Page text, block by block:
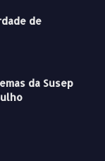
de
da Susep